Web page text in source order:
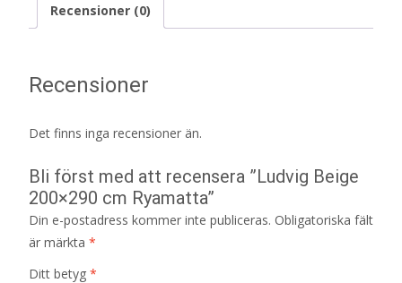
Recensioner (0)
Recensioner
Det finns inga recensioner än.
Bli först med att recensera ”Ludvig Beige
200×290 cm Ryamatta”
Din e-postadress kommer inte publiceras. Obligatoriska fält
är märkta *
Ditt betyg *